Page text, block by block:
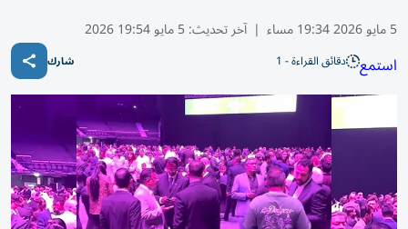
5 مايو 2026 19:34 مساء | آخر تحديث:5 مايو 19:54 2026
استمع دقائق القراءة - 1 شارك